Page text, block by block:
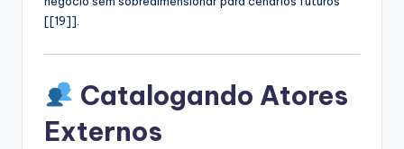
[[19]].
Catalogando Atores
Externos